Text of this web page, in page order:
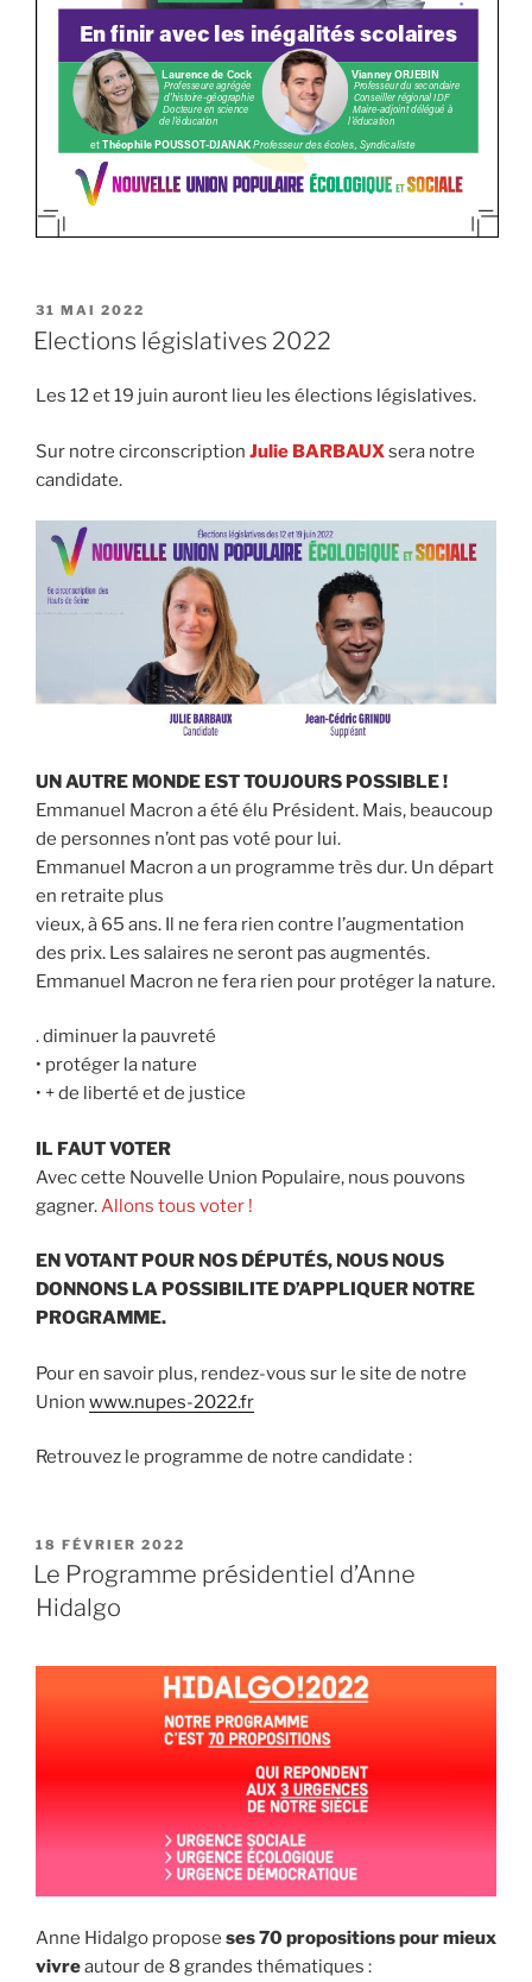
PUBLIÉ
LE
31 MAI 2022
Elections législatives 2022
Les 12 et 19 juin auront lieu les élections législatives.
Sur notre circonscription Julie BARBAUXsera notre
candidate.
UN AUTRE MONDE EST TOUJOURS POSSIBLE !
Emmanuel Macron a été élu Président. Mais, beaucoup
de personnes n’ont pas voté pour lui.
Emmanuel Macron a un programme très dur. Un départ
en retraite plus
vieux, à 65 ans. Il ne fera rien contre l’augmentation
des prix. Les salaires ne seront pas augmentés.
Emmanuel Macron ne fera rien pour protéger la nature.
. diminuer la pauvreté
• protéger la nature
• + de liberté et de justice
IL FAUT VOTER
Avec cette Nouvelle Union Populaire, nous pouvons
gagner.Allons tous voter !
EN VOTANT POUR NOS DÉPUTÉS, NOUS NOUS
DONNONS LA POSSIBILITE D’APPLIQUER NOTRE
PROGRAMME.
Pour en savoir plus, rendez-vous sur le site de notre
Union www.nupes-2022.fr
Retrouvez le programme de notre candidate :
PUBLIÉ
LE
18 FÉVRIER 2022
Le Programme présidentiel d’Anne
Hidalgo
Anne Hidalgo propose ses 70 propositions pour mieux
vivreautour de 8 grandes thématiques :